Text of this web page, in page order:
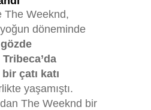
The Weeknd,
döneminde
çatı katı
yaşamıştı.
The Weeknd bir